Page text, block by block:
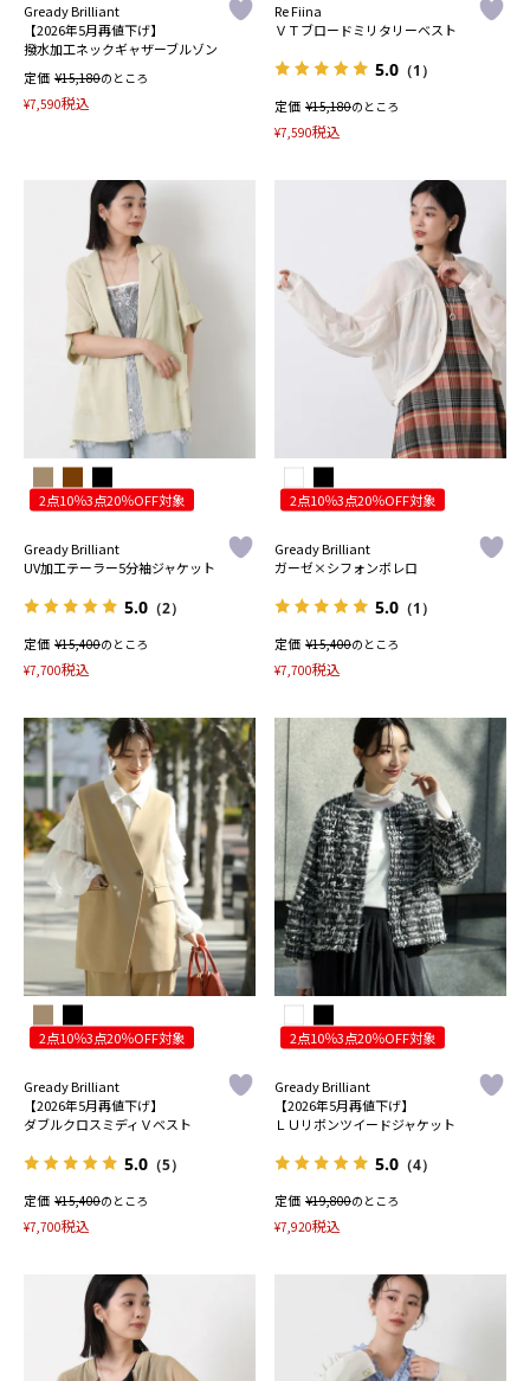
Gready Brilliant
【2026年5月再値下げ】
撥水加工ネックギャザーブルゾン
定価 ¥15,180のところ
¥7,590税込
Re Fiina
ＶＴブロードミリタリーベスト
5.0 （1）
定価 ¥15,180のところ
¥7,590税込
2点10％3点20％OFF対象
Gready Brilliant
UV加工テーラー5分袖ジャケット
5.0 （2）
定価 ¥15,400のところ
¥7,700税込
2点10％3点20％OFF対象
Gready Brilliant
ガーゼ×シフォンボレロ
5.0 （1）
定価 ¥15,400のところ
¥7,700税込
2点10％3点20％OFF対象
Gready Brilliant
【2026年5月再値下げ】
ダブルクロスミディＶベスト
5.0 （5）
定価 ¥15,400のところ
¥7,700税込
2点10％3点20％OFF対象
Gready Brilliant
【2026年5月再値下げ】
ＬＵリボンツイードジャケット
5.0 （4）
定価 ¥19,800のところ
¥7,920税込